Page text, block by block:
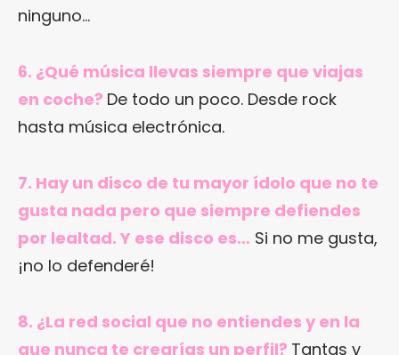
ninguno…
6. ¿Qué música llevas siempre que viajas
en coche? De todo un poco. Desde rock
hasta música electrónica.
7. Hay un disco de tu mayor ídolo que no te
gusta nada pero que siempre defiendes
por lealtad. Y ese disco es… Si no me gusta,
¡no lo defenderé!
8. ¿La red social que no entiendes y en la
que nunca te crearías un perfil? Tantas y